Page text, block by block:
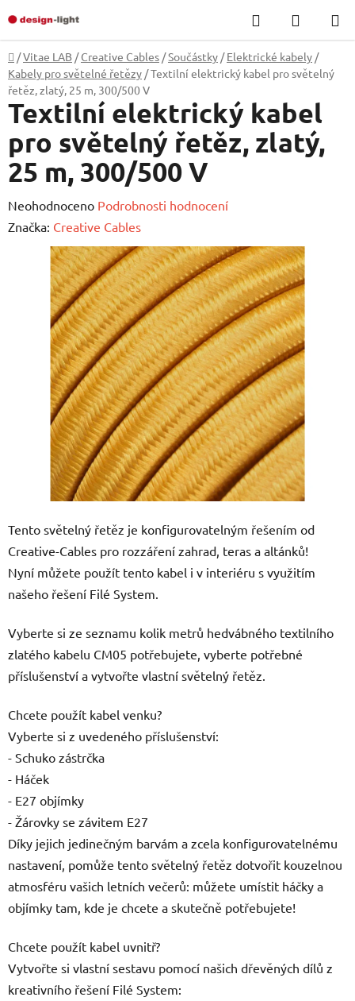
na
obsah
Hledat
KOŠÍK
Domů
/Vitae LAB / Creative Cables /Součástky / Elektrické kabely /
Kabely pro světelné řetězy /Textilní elektrický kabel pro světelný
řetěz, zlatý, 25 m, 300/500 V
Tento světelný řetěz je konfigurovatelným řešením od
Creative-Cables pro rozzáření zahrad, teras a altánků!
Nyní můžete použít tento kabel i v interiéru s využitím
našeho řešení Filé System.
Vyberte si ze seznamu kolik metrů hedvábného textilního
zlatého kabelu CM05 potřebujete, vyberte potřebné
příslušenství a vytvořte vlastní světelný řetěz.
Chcete použít kabel venku?
Vyberte si z uvedeného příslušenství:
- Schuko zástrčka
- Háček
- E27 objímky
- Žárovky se závitem E27
Díky jejich jedinečným barvám a zcela konfigurovatelnému
nastavení, pomůže tento světelný řetěz dotvořit kouzelnou
atmosféru vašich letních večerů: můžete umístit háčky a
objímky tam, kde je chcete a skutečně potřebujete!
Chcete použít kabel uvnitř?
Vytvořte si vlastní sestavu pomocí našich dřevěných dílů z
kreativního řešení Filé System:
Textilní elektrický kabel
pro světelný řetěz, zlatý,
25 m, 300/500 V
Průměrné
hodnocení
produktu
hvězdiček.
Neohodnoceno Podrobnosti hodnocení
Značka: Creative Cables